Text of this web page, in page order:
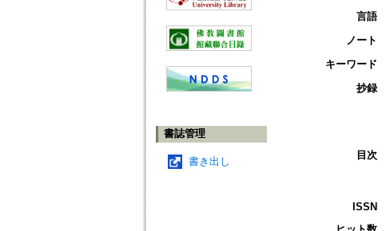
書誌管理
書き出し
言語
ノート
キーワード
抄録
目次
ISSN